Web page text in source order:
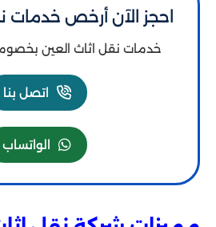
احجز الآن أرخص خدمات
خدمات نقل اثاث العين
اتصل بنا
الواتساب